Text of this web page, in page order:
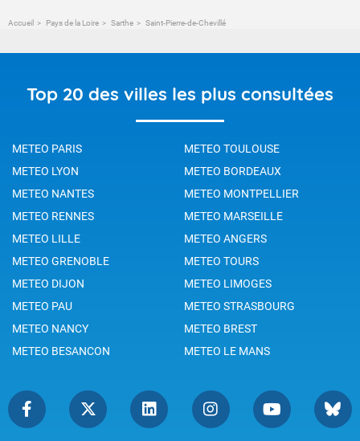
Accueil Pays de la Loire Sarthe Saint-Pierre-de-Chevillé
Top 20 des villes les plus consultées
METEO PARIS
METEO TOULOUSE
METEO LYON
METEO BORDEAUX
METEO NANTES
METEO MONTPELLIER
METEO RENNES
METEO MARSEILLE
METEO LILLE
METEO ANGERS
METEO GRENOBLE
METEO TOURS
METEO DIJON
METEO LIMOGES
METEO PAU
METEO STRASBOURG
METEO NANCY
METEO BREST
METEO BESANCON
METEO LE MANS